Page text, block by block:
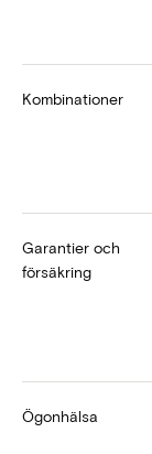
Kombinationer
Garantier och
försäkring
Ögonhälsa